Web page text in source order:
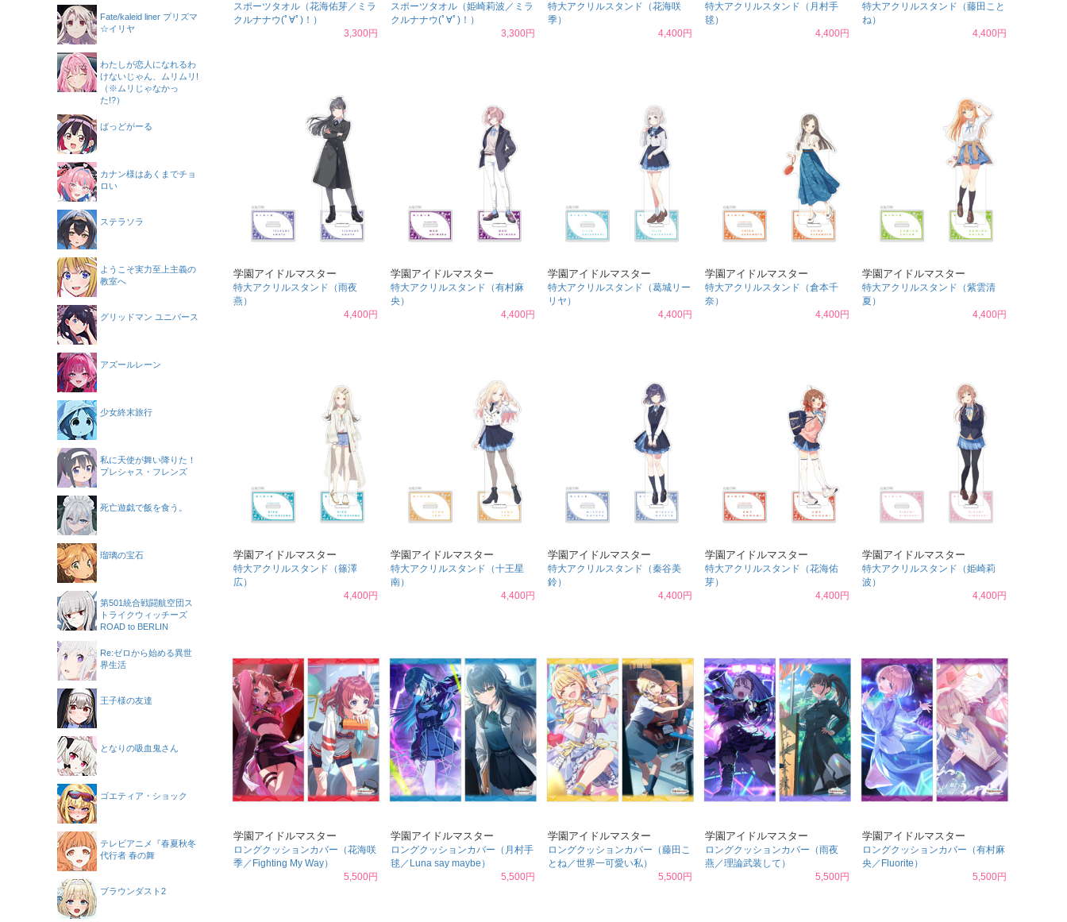
スポーツタオル（花海佑芽／ミラ
クルナナウ(ﾟ∀ﾟ)！）
3,300円
スポーツタオル（姫崎莉波／ミラ
クルナナウ(ﾟ∀ﾟ)！）
3,300円
特大アクリルスタンド（花海咲
季）
4,400円
特大アクリルスタンド（月村手
毬）
4,400円
特大アクリルスタンド（藤田こと
ね）
4,400円
学園アイドルマスター
特大アクリルスタンド（雨夜
燕）
4,400円
学園アイドルマスター
特大アクリルスタンド（有村麻
央）
4,400円
学園アイドルマスター
特大アクリルスタンド（葛城リー
リヤ）
4,400円
学園アイドルマスター
特大アクリルスタンド（倉本千
奈）
4,400円
学園アイドルマスター
特大アクリルスタンド（紫雲清
夏）
4,400円
学園アイドルマスター
特大アクリルスタンド（篠澤
広）
4,400円
学園アイドルマスター
特大アクリルスタンド（十王星
南）
4,400円
学園アイドルマスター
特大アクリルスタンド（秦谷美
鈴）
4,400円
学園アイドルマスター
特大アクリルスタンド（花海佑
芽）
4,400円
学園アイドルマスター
特大アクリルスタンド（姫崎莉
波）
4,400円
学園アイドルマスター
ロングクッションカバー（花海咲
季／Fighting My Way）
5,500円
学園アイドルマスター
ロングクッションカバー（月村手
毬／Luna say maybe）
5,500円
学園アイドルマスター
ロングクッションカバー（藤田こ
とね／世界一可愛い私）
5,500円
学園アイドルマスター
ロングクッションカバー（雨夜
燕／理論武装して）
5,500円
学園アイドルマスター
ロングクッションカバー（有村麻
央／Fluorite）
5,500円
Fate/kaleid liner プリズマ
☆イリヤ
わたしが恋人になれるわ
けないじゃん、ムリムリ!
（※ムリじゃなかっ
た!?）
ばっどがーる
カナン様はあくまでチョ
ロい
ステラソラ
ようこそ実力至上主義の
教室へ
グリッドマン ユニバース
アズールレーン
少女終末旅行
私に天使が舞い降りた！
プレシャス・フレンズ
死亡遊戯で飯を食う。
瑠璃の宝石
第501統合戦闘航空団ス
トライクウィッチーズ
ROAD to BERLIN
Re:ゼロから始める異世
界生活
王子様の友達
となりの吸血鬼さん
ゴエティア・ショック
テレビアニメ『春夏秋冬
代行者 春の舞
ブラウンダスト2